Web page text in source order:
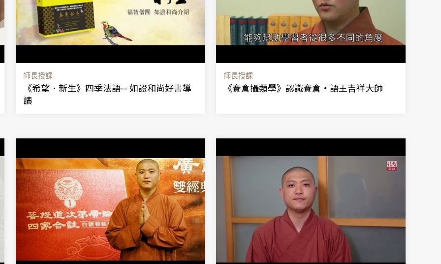
師長授課
《希望．新生》四季法語-- 如證和尚好書導
讀
師長授課
《賽倉攝類學》認識賽倉·語王吉祥大師